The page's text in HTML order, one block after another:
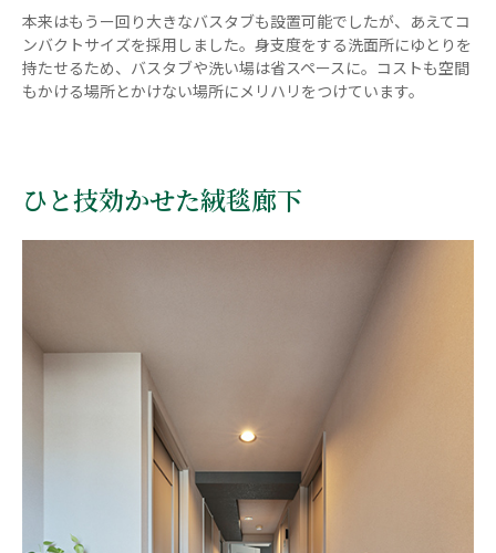
本来はもうー回り大きなバスタブも設置可能でしたが、あえてコ
ンバクトサイズを採用しました。身支度をする洗面所にゆとりを
持たせるため、バスタブや洗い場は省スペースに。コストも空間
もかける場所とかけない場所にメリハリをつけています。
ひと技効かせた絨毯廊下